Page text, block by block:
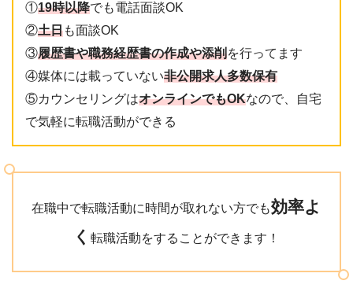
【遅番】11：00～20：00
①19時以降でも電話面談OK
②土日も面談OK
③履歴書や職務経歴書の作成や添削 を行ってます
④媒体には載っていない非公開求人多数保有
⑤カウンセリングはオンラインでもOKなので、自宅
で気軽に転職活動ができる
在職中で転職活動に時間が取れない方でも効率よ
く 転職活動をすることができます！